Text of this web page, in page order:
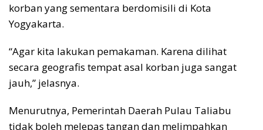
korban yang sementara berdomisili di Kota
Yogyakarta.
“Agar kita lakukan pemakaman. Karena dilihat
secara geografis tempat asal korban juga sangat
jauh,” jelasnya.
Menurutnya, Pemerintah Daerah Pulau Taliabu
tidak boleh melepas tangan dan melimpahkan